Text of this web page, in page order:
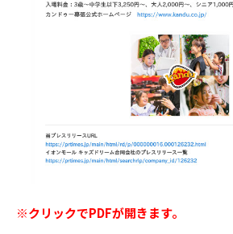
※クリックでPDFが開きます。